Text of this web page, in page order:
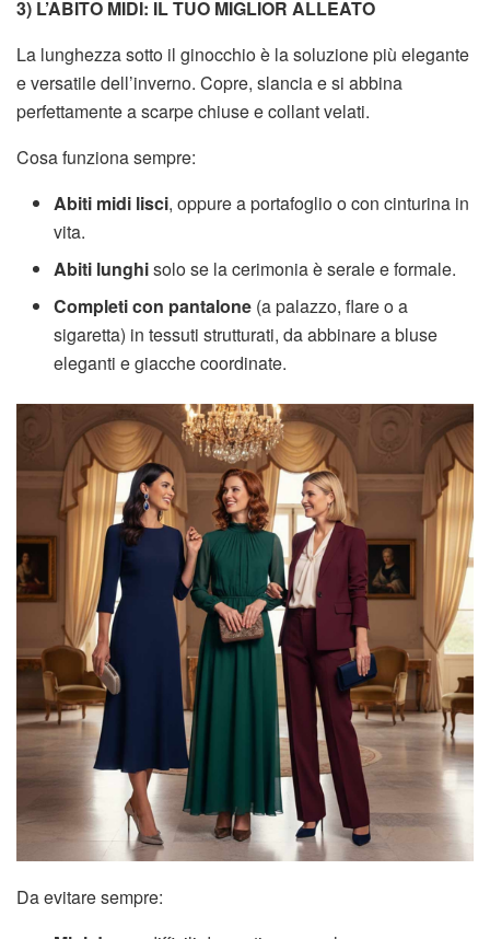
3) L’ABITO MIDI: IL TUO MIGLIOR ALLEATO
La lunghezza sotto il ginocchio è la soluzione più elegante
e versatile dell’inverno. Copre, slancia e si abbina
perfettamente a scarpe chiuse e collant velati.
Cosa funziona sempre:
Abiti midi lisci, oppure a portafoglio o con cinturina in
vita.
Abiti lunghisolo se la cerimonia è serale e formale.
Completi con pantalone (a palazzo, flare o a
sigaretta) in tessuti strutturati, da abbinare a bluse
eleganti e giacche coordinate.
Da evitare sempre: